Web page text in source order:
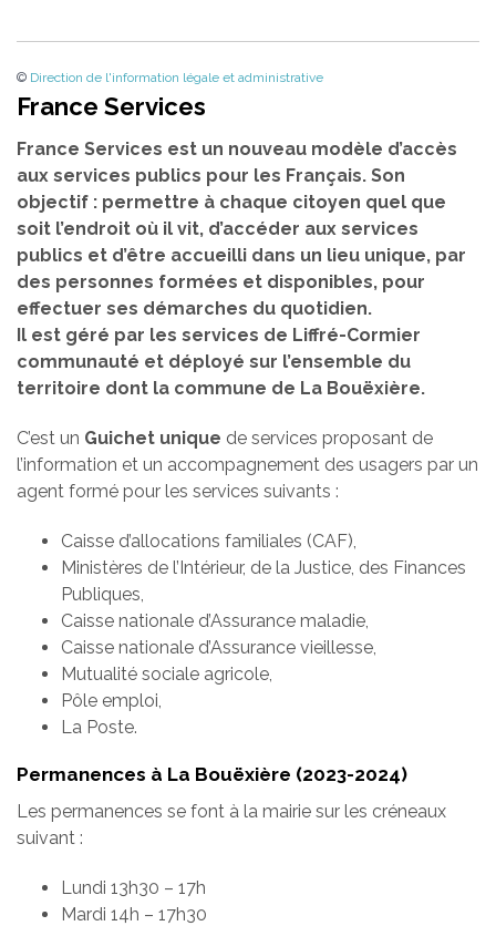
© Direction de l'information légale et administrative
France Services
France Services est un nouveau modèle d’accès
aux services publics pour les Français. Son
objectif : permettre à chaque citoyen quel que
soit l’endroit où il vit, d’accéder aux services
publics et d’être accueilli dans un lieu unique, par
des personnes formées et disponibles, pour
effectuer ses démarches du quotidien.
Il est géré par les services de Liffré-Cormier
communauté et déployé sur l’ensemble du
territoire dont la commune de La Bouëxière.
C’est un Guichet unique de services proposant de
l’information et un accompagnement des usagers par un
agent formé pour les services suivants :
Caisse d’allocations familiales (CAF),
Ministères de l’Intérieur, de la Justice, des Finances
Publiques,
Caisse nationale d’Assurance maladie,
Caisse nationale d’Assurance vieillesse,
Mutualité sociale agricole,
Pôle emploi,
La Poste.
Permanences à La Bouëxière (2023-2024)
Les permanences se font à la mairie sur les créneaux
suivant :
Lundi 13h30 – 17h
Mardi 14h – 17h30